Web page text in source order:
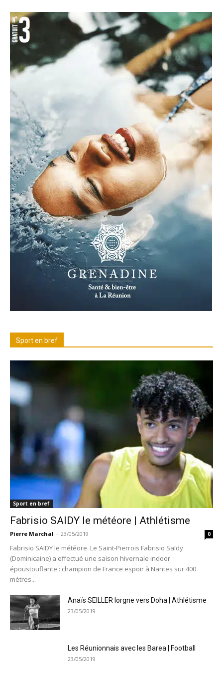
Sport en bref
Sport en bref
Fabrisio SAIDY le météore | Athlétisme
Pierre Marchal - 23/05/2019 0
Fabrisio SAIDY le météore Le Saint-Pierrois Fabrisio Saïdy
(Dominicaine) a effectué une saison hivernale indoor
époustouflante : champion de France espoir à Nantes sur 400
mètres...
Anaïs SEILLER lorgne vers Doha | Athlétisme
23/05/2019
Les Réunionnais avec les Barea | Football
23/05/2019